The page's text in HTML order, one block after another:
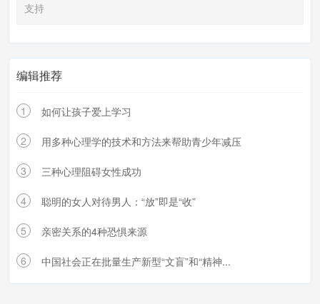
支持
编辑推荐
1 如何让孩子爱上学习
2 用多种心理学的技术和方法来帮助青少年减压
3 三种心理阻碍女性成功
4 聪明的女人对待男人：“放”即是“收”
5 亲密关系的4种恐惧来源
6 中国社会正在批量生产新型“文盲”和“精神...